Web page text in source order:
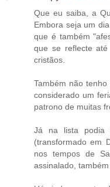
Que eu saiba, a
Embora seja um
que é também
que se reflecte
cristãos.
Também não
considerado um
patrono de muitas
Já na lista
(transformado em
nos tempos de
assinalado,